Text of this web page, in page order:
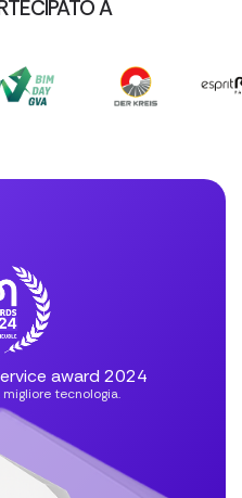
A
award 2024
tecnologia.